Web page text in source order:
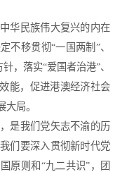
华民族伟大复兴的内在
不移贯彻“一国两制”、
，落实“爱国者治港”、
能，促进港澳经济社会
局。
我们党矢志不渝的历
们要深入贯彻新时代党
原则和“九二共识”，团